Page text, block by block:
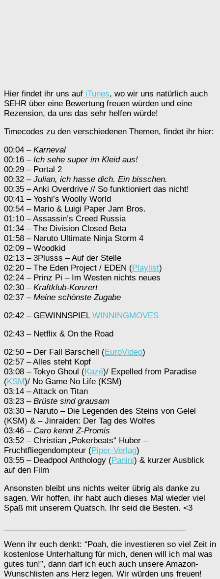
Hier findet ihr uns auf iTunes, wo wir uns natürlich auch
SEHR über eine Bewertung freuen würden und eine
Rezension, da uns das sehr helfen würde!
Timecodes zu den verschiedenen Themen, findet ihr hier:
00:04 – Karneval
00:16 – Ich sehe super im Kleid aus!
00:29 – Portal 2
00:32 – Julian, ich hasse dich. Ein bisschen.
00:35 – Anki Overdrive // So funktioniert das nicht!
00:41 – Yoshi’s Woolly World
00:54 – Mario & Luigi Paper Jam Bros.
01:10 – Assassin’s Creed Russia
01:34 – The Division Closed Beta
01:58 – Naruto Ultimate Ninja Storm 4
02:09 – Woodkid
02:13 – 3Plusss – Auf der Stelle
02:20 – The Eden Project / EDEN (Playlist)
02:24 – Prinz Pi – Im Westen nichts neues
02:30 – Kraftklub-Konzert
02:37 – Meine schönste Zugabe
02:42 – GEWINNSPIEL WINNINGMOVES
02:43 – Netflix & On the Road
02:50 – Der Fall Barschell (EuroVideo)
02:57 – Alles steht Kopf
03:08 – Tokyo Ghoul (Kazé)/ Expelled from Paradise
(KSM)/ No Game No Life (KSM)
03:14 – Attack on Titan
03:23 – Brüste sind grausam
03:30 – Naruto – Die Legenden des Steins von Gelel
(KSM) & – Jinraiden: Der Tag des Wolfes
03:46 –Caro kennt Z-Promis
03:52 – Christian „Pokerbeats“ Huber –
Fruchtfliegendompteur (Piper-Verlag)
03:55 – Deadpool Anthology (Panini) & kurzer Ausblick
auf den Film
Ansonsten bleibt uns nichts weiter übrig als danke zu
sagen. Wir hoffen, ihr habt auch dieses Mal wieder viel
Spaß mit unserem Quatsch. Ihr seid die Besten. <3
Wenn ihr euch denkt: “Poah, die investieren so viel Zeit in
kostenlose Unterhaltung für mich, denen will ich mal was
gutes tun!”, dann darf ich euch auch unsere Amazon-
Wunschlisten ans Herz legen. Wir würden uns freuen!